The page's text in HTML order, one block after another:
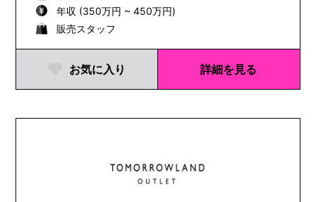
年収 (350万円 ~ 450万円)
販売スタッフ
お気に入り 詳細を見る